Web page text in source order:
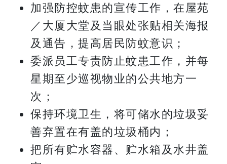
加强防控蚊患的宣传工作，在屋苑
／大厦大堂及当眼处张贴相关海报
及通告，提高居民防蚊意识；
委派员工专责防止蚊患工作，并每
星期至少巡视物业的公共地方一
次；
保持环境卫生，将可储水的垃圾妥
善弃置在有盖的垃圾桶内；
把所有贮水容器、贮水箱及水井盖